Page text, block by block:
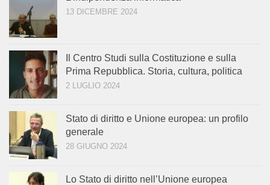
13 DICEMBRE 2024
Il Centro Studi sulla Costituzione e sulla
Prima Repubblica. Storia, cultura, politica
2 LUGLIO 2024
Stato di diritto e Unione europea: un profilo
generale
28 GIUGNO 2024
Lo Stato di diritto nell’Unione europea